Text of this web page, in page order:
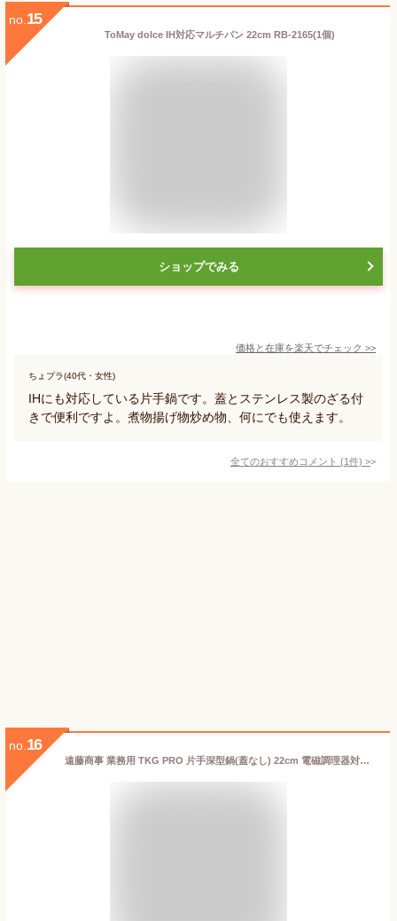
no. 15
ToMay dolce IH対応マルチパン 22cm RB-2165(1個)
ショップでみる
価格と在庫を楽天でチェック >>
ちょプラ(40代・女性)
IHにも対応している片手鍋です。蓋とステンレス製のざる付
きで便利ですよ。煮物揚げ物炒め物、何にでも使えます。
全てのおすすめコメント (1件) >
no. 16
遠藤商事 業務用 TKG PRO 片手深型鍋(蓋なし) 22cm 電磁調理器対応 ステンレススチール AKT8922